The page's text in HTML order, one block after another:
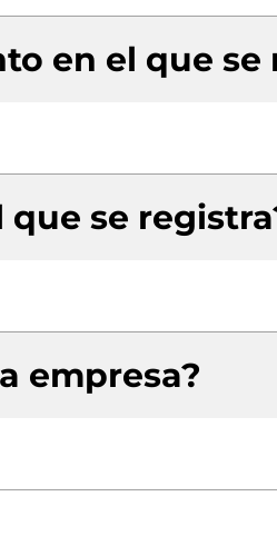
en el que se
que se
empresa?